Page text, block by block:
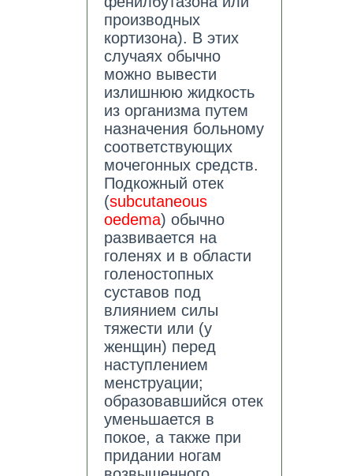
производных
кортизона). В этих
случаях обычно
можно вывести
излишнюю жидкость
из организма путем
назначения больному
соответствующих
мочегонных средств.
Подкожный отек
(subcutaneous
oedema) обычно
развивается на
голенях и в области
голеностопных
суставов под
влиянием силы
тяжести или (у
женщин) перед
наступлением
менструации;
образовавшийся отек
уменьшается в
покое, а также при
придании ногам